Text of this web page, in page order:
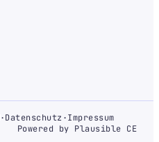
·Datenschutz·Impressum
Powered by Plausible CE